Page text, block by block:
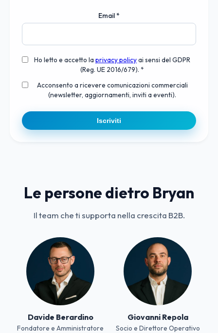
Email*
Ho letto e accetto la privacy policyai sensi del GDPR
(Reg. UE 2016/679). *
Acconsento a ricevere comunicazioni commerciali
(newsletter, aggiornamenti, inviti a eventi).
Iscriviti
Le persone dietro Bryan
Il team che ti supporta nella crescita B2B.
Davide Berardino
Fondatore e Amministratore
Giovanni Repola
Socio e Direttore Operativo